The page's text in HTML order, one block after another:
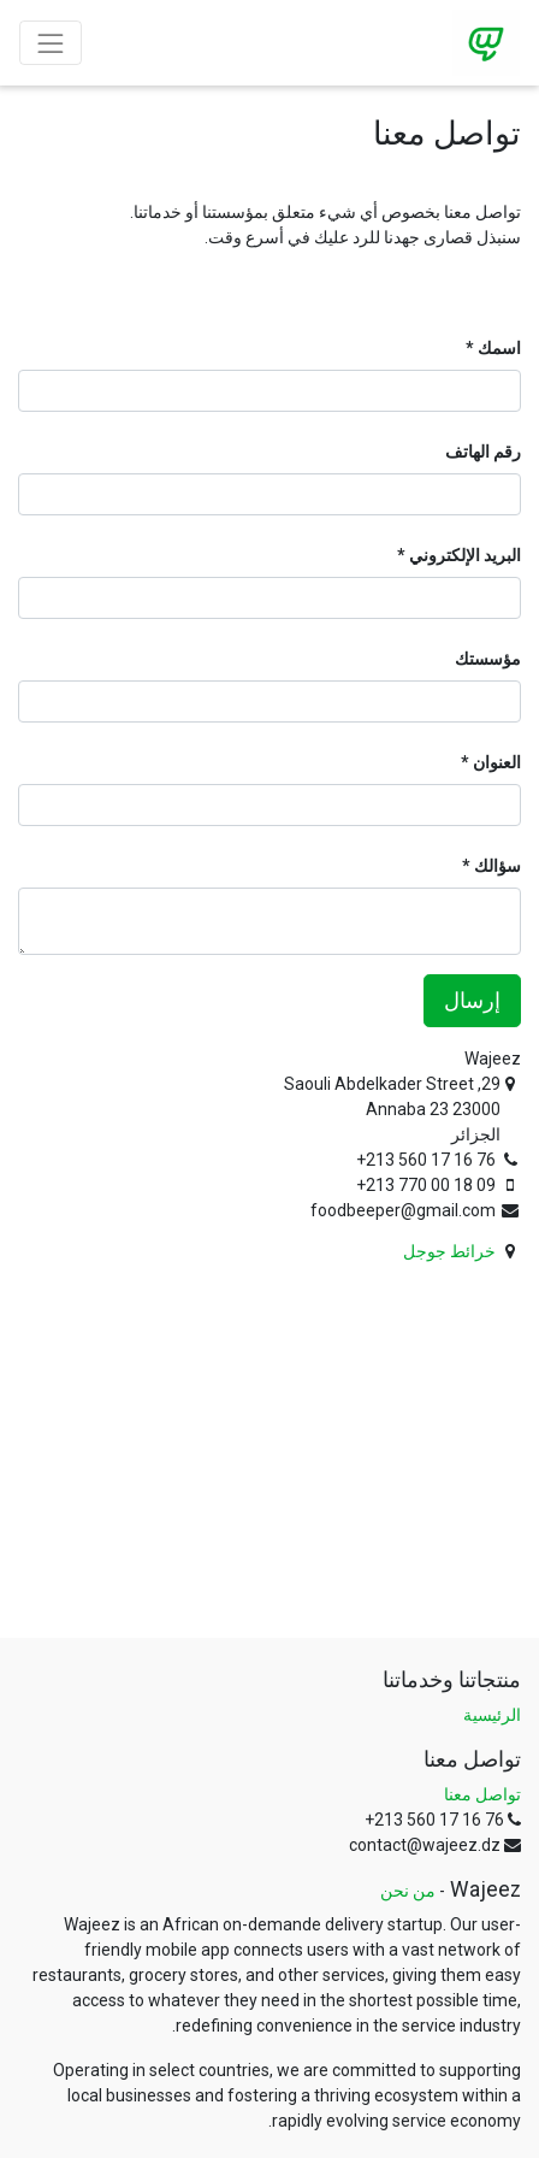
تواصل معنا
تواصل معنا بخصوص أي شيء متعلق بمؤسستنا أو خدماتنا.
سنبذل قصارى جهدنا للرد عليك في أسرع وقت.
اسمك
رقم الهاتف
البريد الإلكتروني
مؤسستك
العنوان
سؤالك
إرسال
Wajeez
29, Saouli Abdelkader Street
Annaba 23 23000
الجزائر
+213 560 17 16 76
+213 770 00 18 09
foodbeeper@gmail.com
خرائط جوجل
منتجاتنا وخدماتنا
الرئيسية
تواصل معنا
تواصل معنا
+213 560 17 16 76
Wajeez
- من نحن
Wajeez is an African on-demande delivery startup. Our user-
friendly mobile app connects users with a vast network of
restaurants, grocery stores, and other services, giving them easy
access to whatever they need in the shortest possible time,
redefining convenience in the service industry.
Operating in select countries, we are committed to supporting
local businesses and fostering a thriving ecosystem within a
rapidly evolving service economy.